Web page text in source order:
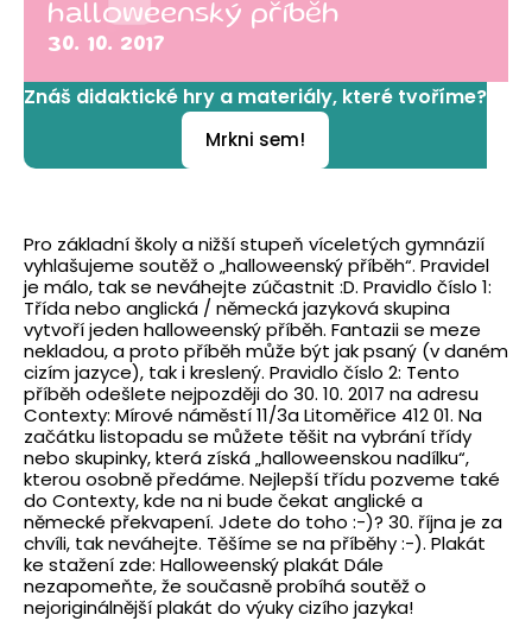
halloweenský příběh
30. 10. 2017
Znáš didaktické hry a materiály, které tvoříme?
Mrkni sem!
Pro základní školy a nižší stupeň víceletých gymnázií
vyhlašujeme soutěž o „halloweenský příběh“. Pravidel
je málo, tak se neváhejte zúčastnit :D. Pravidlo číslo 1:
Třída nebo anglická / německá jazyková skupina
vytvoří jeden halloweenský příběh. Fantazii se meze
nekladou, a proto příběh může být jak psaný (v daném
cizím jazyce), tak i kreslený. Pravidlo číslo 2: Tento
příběh odešlete nejpozději do 30. 10. 2017 na adresu
Contexty: Mírové náměstí 11/3a Litoměřice 412 01. Na
začátku listopadu se můžete těšit na vybrání třídy
nebo skupinky, která získá „halloweenskou nadílku“,
kterou osobně předáme. Nejlepší třídu pozveme také
do Contexty, kde na ni bude čekat anglické a
německé překvapení. Jdete do toho :-)? 30. října je za
chvíli, tak neváhejte. Těšíme se na příběhy :-). Plakát
ke stažení zde: Halloweenský plakát Dále
nezapomeňte, že současně probíhá soutěž o
nejoriginálnější plakát do výuky cizího jazyka!